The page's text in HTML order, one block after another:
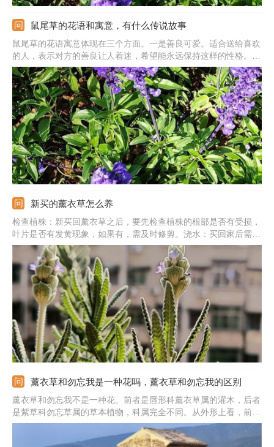
鼠尾草的花语和寓意，有什么传说故事
鼠尾草的花语寓意体现在三个方面。一是善良可爱。适合送给喜欢
的人，表示对方的善良让人着迷，希望能永远保持这样的性格。二
是坚定理想，适合送给追求理想的人，表示一种祝福，希望对方不
要半途而废，坚持才可获得成功。三是爱护家庭的意思。另外，关
于它还有一个美丽的传说。
新买的薰衣草怎么养
检查植株：新买回薰衣草之后，要先检查植株的根部是否有受损，
叶片是否有发黄现象，如果有，需及时修剪。浇水：买回家后需先
浇一次水，将土彻底浇透，之后的五六天内不要再浇水。光照：需
先放置在阴凉遮光处培养一段时间，先要不让它接触到阳光，以免
灼伤叶片。施肥：刚买回来的时候可以不用施肥。
薰衣草和勿忘我是一种花吗，薰衣草和勿忘我的区别
薰衣草和勿忘我不是一种花。前者是唇形科薰衣草属的灌木，后者
是紫草科勿忘草属的草本植物，科属完全不同。从外形上看，前者
花为二唇形，颜色有紫色、蓝色、白色、粉色。后者花有5片花
瓣，颜色更加丰富。另外，它们的味道差异也很大，前者要更香一